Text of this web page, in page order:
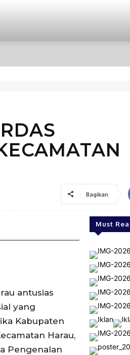
Bagikan
antusias
yang
Kabupaten
Harau,
Pengenalan
Must